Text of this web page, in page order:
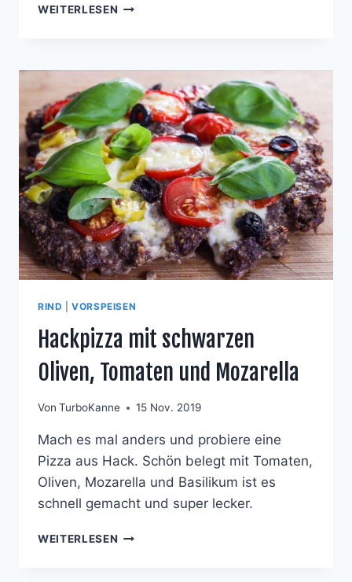
WEITERLESEN GEFÜLLTE
KARTOFFELSALAT
RIND |VORSPEISEN
Hackpizza mit schwarzen
Oliven, Tomaten und Mozarella
Von TurboKanne 15 Nov. 2019
Mach es mal anders und probiere eine
Pizza aus Hack. Schön belegt mit Tomaten,
Oliven, Mozarella und Basilikum ist es
schnell gemacht und super lecker.
WEITERLESEN HACKPIZZA